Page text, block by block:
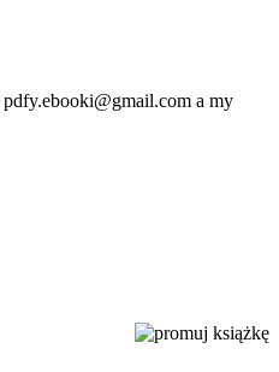
pdfy.ebooki@gmail.com a my